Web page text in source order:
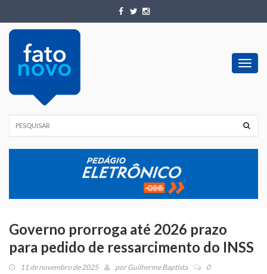
Governo prorroga até 2026 prazo
para pedido de ressarcimento do INSS
11 de novembro de 2025 porGuilherme Baptista 0